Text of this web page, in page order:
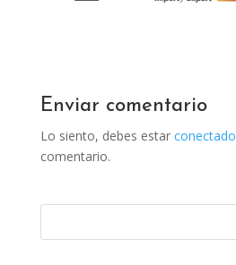
Enviar comentario
Lo siento, debes estar conectado
comentario.